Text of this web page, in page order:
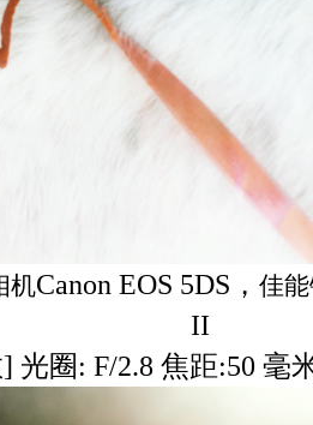
机Canon EOS 5DS， 佳
II
光圈: F/2.8 焦距:50 毫